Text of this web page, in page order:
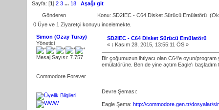
Sayfa: [1] 2 3 ... 18
Aşağı git
Gönderen
Konu: SD2IEC - C64 Disket Sürücü Emülatörü
0 Üye ve 1 Ziyaretçi konuyu incelemekte.
Simon (Özay Turay)
Yönetici
Mesaj Sayısı: 7.757
Commodore Forever
SD2IEC - C64 Disket Sürücü Emülatörü
« : Kasım 28, 2015, 13:55:11 ÖS »
Bir çoğumuzun ihtiyacı olan C64'e oyun/
emülatörüne. Ben de yine açtım Eagle'ı
Devre Şeması:
Eagle Şema: http://commodore.gen.tr/dosyalar/